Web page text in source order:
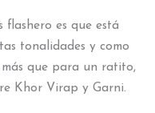
flashero es que está
tonalidades y como
que para un ratito,
Khor Virap y Garni.